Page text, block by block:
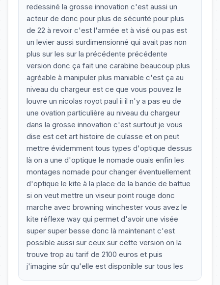
redessiné la grosse innovation c'est aussi un
acteur de donc pour plus de sécurité pour plus
de 22 à revoir c'est l'armée et à visé ou pas est
un levier aussi surdimensionné qui avait pas non
plus sur les sur la précédente précédente
version donc ça fait une carabine beaucoup plus
agréable à manipuler plus maniable c'est ça au
niveau du chargeur est ce que vous pouvez le
louvre un nicolas royot paul ii il n'y a pas eu de
une ovation particulière au niveau du chargeur
dans la grosse innovation c'est surtout je vous
dise est cet art histoire de culasse et on peut
mettre évidemment tous types d'optique dessus
là on a une d'optique le nomade ouais enfin les
montages nomade pour changer éventuellement
d'optique le kite à la place de la bande de battue
si on veut mettre un viseur point rouge donc
marche avec browning winchester vous avez le
kite réflexe way qui permet d'avoir une visée
super super besse donc là maintenant c'est
possible aussi sur ceux sur cette version on la
trouve trop au tarif de 2100 euros et puis
j'imagine sûr qu'elle est disponible sur tous les